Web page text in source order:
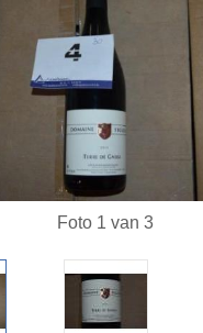
Foto 1 van 3